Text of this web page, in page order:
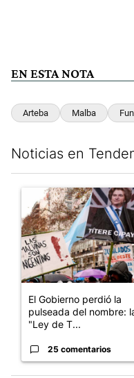
EN ESTA NOTA
Arteba Malba
Noticias en
Un artículo de
El Gobierno perdió la
pulseada del nombre:
"Ley de T...
25 comentarios